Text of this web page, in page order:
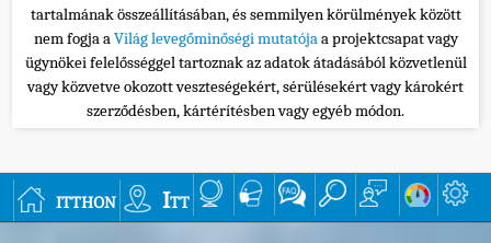
tartalmának összeállításában, és semmilyen körülmények között
nem fogja aVilág levegőminőségi mutatójaa projektcsapat vagy
ügynökei felelősséggel tartoznak az adatok átadásából közvetlenül
vagy közvetve okozott veszteségekért, sérülésekért vagy károkért
szerződésben, kártérítésben vagy egyéb módon.
itthon Itt